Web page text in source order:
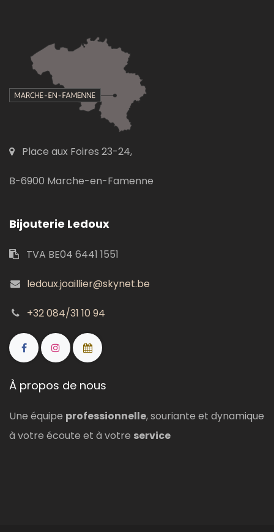
Place aux Foires 23-24,
B-6900 Marche-en-Famenne
Bijouterie Ledoux
TVA BE04 6441 1551
ledoux.joaillier@skynet.be
+32 084/31 10 94
À propos de nous
Une équipe professionnelle, souriante et dynamique
à votre écoute et à votre service